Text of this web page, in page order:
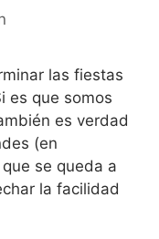
las fiestas
es que somos
es verdad
(en
se queda a
la facilidad